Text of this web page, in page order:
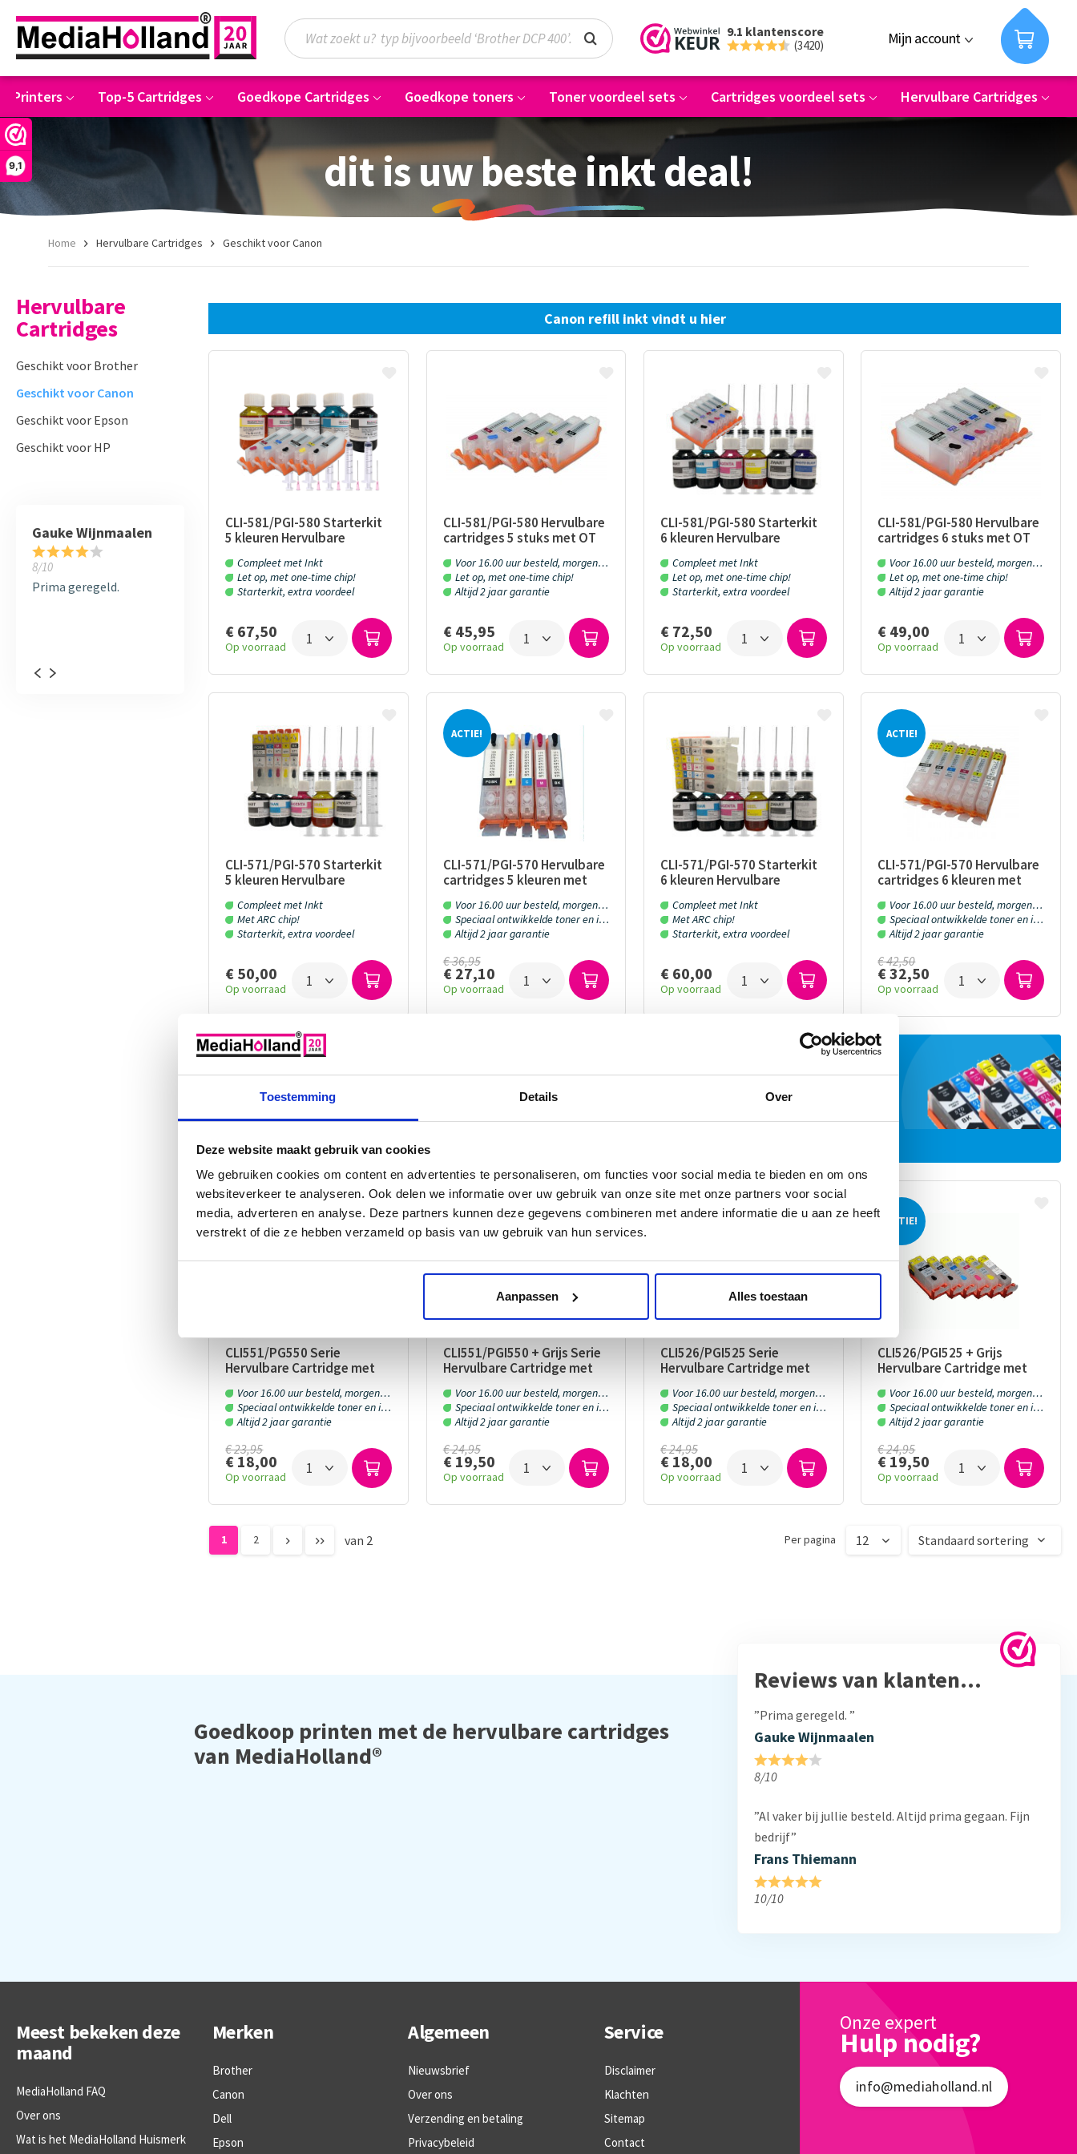
Toestemming Details Over
Deze website maakt gebruik van cookies
We gebruiken cookies om content en advertenties te personaliseren, om functies voor social media te bieden en om ons
websiteverkeer te analyseren. Ook delen we informatie over uw gebruik van onze site met onze partners voor social
media, adverteren en analyse. Deze partners kunnen deze gegevens combineren met andere informatie die u aan ze heeft
verstrekt of die ze hebben verzameld op basis van uw gebruik van hun services.
Aanpassen Alles toestaan
9,1
9.1 klantenscore
(3420) Mijn account
Printers Top-5 Cartridges Goedkope Cartridges Goedkope toners Toner voordeel sets Cartridges voordeel sets Hervulbare Cartridges
dit is uw beste inkt deal!
Home Hervulbare Cartridges Geschikt voor Canon
Hervulbare
Cartridges
Geschikt voor Brother
Geschikt voor Canon
Geschikt voor Epson
Geschikt voor HP
Gauke Wijnmaalen
8/10
Prima geregeld.
Frans Thiemann
Al vaker bij jullie besteld.
Boudewijn
10/10
Ik heb voor mijn Epson
flesjes inkt gekocht van
100ml...
Mohammad Kazem
Salmanian
10/10
Gauke Wijnmaalen
8/10
Prima geregeld.
Frans Thiemann
10/10
Al vaker bij jullie besteld.
Boudewijn
Ik heb voor mijn Epson
flesjes inkt gekocht van
100ml...
Mohammad
Salmanian
Canon refill inkt vindt u hier
CLI-581/PGI-580 Starterkit
5 kleuren Hervulbare
Refill inkt geschikt voor
Compleet met Inkt
Let op, met one-time chip!
Starterkit, extra voordeel
€ 67,50
Op voorraad
CLI-581/PGI-580 Hervulbare
cartridges 5 stuks met OT
Voor 16.00 uur besteld, morgen in huis!
Let op, met one-time chip!
Altijd 2 jaar garantie
€ 45,95
Op voorraad
CLI-581/PGI-580 Starterkit
6 kleuren Hervulbare
Refill inkt
Compleet met Inkt
Let op, met one-time chip!
Starterkit, extra voordeel
€ 72,50
Op voorraad
CLI-581/PGI-580 Hervulbare
cartridges 6 stuks met OT
Voor 16.00 uur besteld, morgen in huis!
Let op, met one-time chip!
Altijd 2 jaar garantie
€ 49,00
Op voorraad
CLI-571/PGI-570 Starterkit
5 kleuren Hervulbare
Refill inkt
Compleet met Inkt
Met ARC chip!
Starterkit, extra voordeel
€ 50,00
Op voorraad
ACTIE!
CLI-571/PGI-570 Hervulbare
cartridges 5 kleuren met
Voor 16.00 uur besteld, morgen in huis!
Speciaal ontwikkelde toner en inkt
Altijd 2 jaar garantie
€ 36,95
€ 27,10
Op voorraad
CLI-571/PGI-570 Starterkit
6 kleuren Hervulbare
Refill inkt
Compleet met Inkt
Met ARC chip!
Starterkit, extra voordeel
€ 60,00
Op voorraad
ACTIE!
CLI-571/PGI-570 Hervulbare
cartridges 6 kleuren met
Voor 16.00 uur besteld, morgen in huis!
Speciaal ontwikkelde toner en inkt
Altijd 2 jaar garantie
€ 42,50
€ 32,50
Op voorraad
Altijd zeker van
de beste keuze!
MediaHolland is een betrouwbare leverancier van een zeer breed aanbod van
goedkope inktpatronen en goedkope toners. Bij ons besteld u zeer voordelig uw
verbruiksmaterialen. Vanaf € 30,00 leveren wij die binnen Nederland gratis bij u af.
Onze webshop heeft het webwinkelkeur. Dit houdt in dat u bij MediaHolland
ACTIE!
CLI551/PG550 Serie
Hervulbare Cartridge met
Voor 16.00 uur besteld, morgen in huis!
Speciaal ontwikkelde toner en inkt
Altijd 2 jaar garantie
€ 23,95
€ 18,00
Op voorraad
ACTIE!
CLI551/PGI550 + Grijs Serie
Hervulbare Cartridge met
Voor 16.00 uur besteld, morgen in huis!
Speciaal ontwikkelde toner en inkt
Altijd 2 jaar garantie
€ 24,95
€ 19,50
Op voorraad
ACTIE!
CLI526/PGI525 Serie
Hervulbare Cartridge met
Voor 16.00 uur besteld, morgen in huis!
Speciaal ontwikkelde toner en inkt
Altijd 2 jaar garantie
€ 24,95
€ 18,00
Op voorraad
ACTIE!
CLI526/PGI525 + Grijs
Hervulbare Cartridge met
Voor 16.00 uur besteld, morgen in huis!
Speciaal ontwikkelde toner en inkt
Altijd 2 jaar garantie
€ 24,95
€ 19,50
Op voorraad
1 2 van 2 Per pagina
Goedkoop printen met de hervulbare cartridges
van MediaHolland®
Reviews van klanten…
”Prima geregeld. ”
Gauke Wijnmaalen
8/10
”Al vaker bij jullie besteld. Altijd prima gegaan. Fijn
bedrijf”
Frans Thiemann
10/10
Meest bekeken deze
maand
MediaHolland FAQ
Over ons
Wat is het MediaHolland Huismerk
Merken
Brother
Canon
Dell
Epson
Algemeen
Nieuwsbrief
Over ons
Verzending en betaling
Privacybeleid
Service
Disclaimer
Klachten
Sitemap
Contact
Onze expert
Hulp nodig?
info@mediaholland.nl